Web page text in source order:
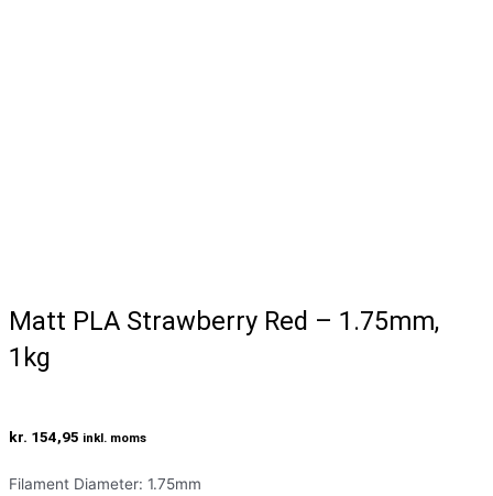
Matt PLA Strawberry Red – 1.75mm,
1kg
kr. 154,95 inkl. moms
Filament Diameter: 1.75mm